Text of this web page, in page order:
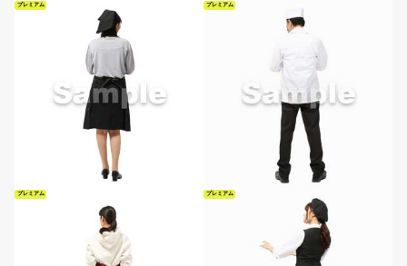
プレミアム プレミアム
プレミアム プレミアム